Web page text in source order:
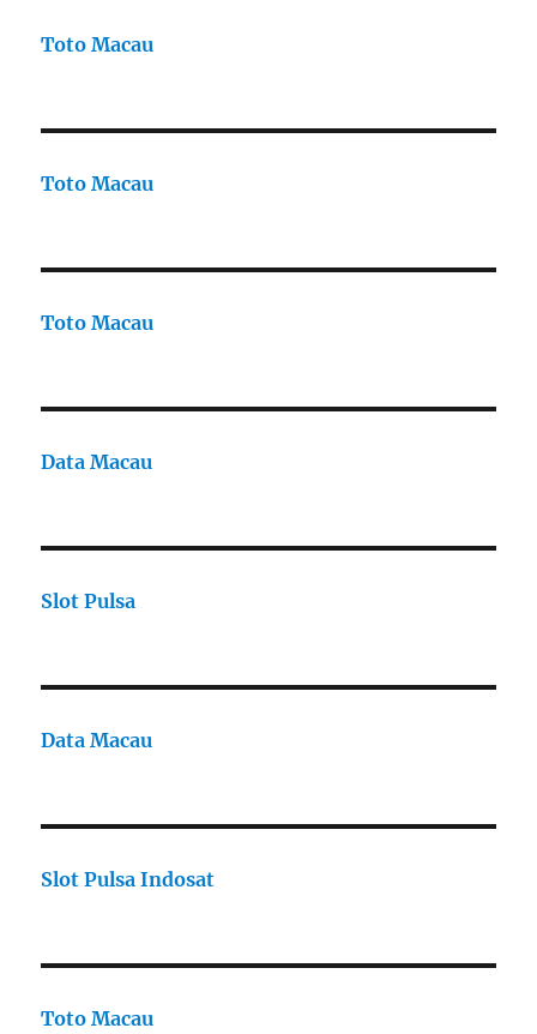
Toto Macau
Toto Macau
Toto Macau
Data Macau
Slot Pulsa
Data Macau
Slot Pulsa Indosat
Toto Macau